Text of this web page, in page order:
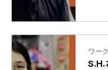
ワー
S.H.